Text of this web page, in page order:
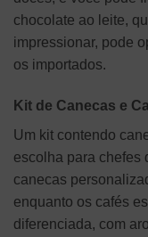
chocolate ao leite,
impressionar, pode
os importados.
Kit de Canecas e
Um kit contendo
escolha para chefes
canecas
enquanto os cafés
diferenciada, com